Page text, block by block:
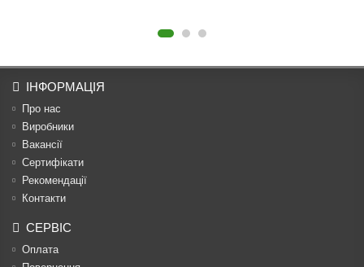
ІНФОРМАЦІЯ
Про нас
Виробники
Вакансії
Сертифікати
Рекомендації
Контакти
СЕРВІС
Оплата